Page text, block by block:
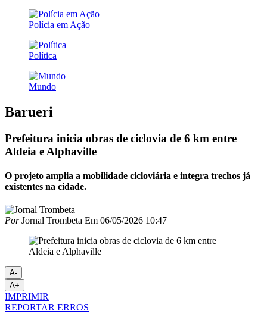
Polícia em Ação
Política
Mundo
Barueri
Prefeitura inicia obras de ciclovia de 6 km entre
Aldeia e Alphaville
O projeto amplia a mobilidade cicloviária e integra trechos já
existentes na cidade.
PorJornal Trombeta Em 06/05/2026 10:47
A-
A+
IMPRIMIR
REPORTAR ERROS